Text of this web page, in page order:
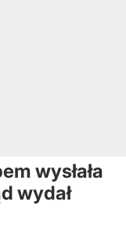
wysłała
wydał